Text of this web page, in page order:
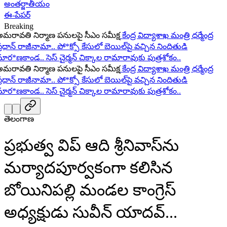
అంతర్జాతీయం
ఈ-పేపర్
Breaking
నిర్మాణ పనులపై సీఎం సమీక్ష కేంద్ర విద్యాశాఖ మంత్రి ధర్మేంద్ర
రాజీనామా.. పో*క్సో కేసులో బెయిల్‌పై వచ్చిన నిందితుడి
సెస్ చైర్మన్ చిక్కాల రామారావుకు పుత్రశోకం..
నిర్మాణ పనులపై సీఎం సమీక్ష కేంద్ర విద్యాశాఖ మంత్రి ధర్మేంద్ర
రాజీనామా.. పో*క్సో కేసులో బెయిల్‌పై వచ్చిన నిందితుడి
సెస్ చైర్మన్ చిక్కాల రామారావుకు పుత్రశోకం..
తెలంగాణ
ప్రభుత్వ విప్ ఆది శ్రీనివాస్‌ను
మర్యాదపూర్వకంగా కలిసిన
బోయినిపల్లి మండల కాంగ్రెస్
అధ్యక్షుడు సువీన్ యాదవ్...